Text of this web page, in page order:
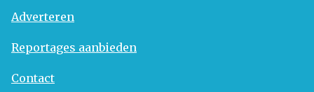
Adverteren
Reportages aanbieden
Contact